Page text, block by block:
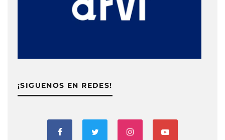
¡SIGUENOS EN REDES!